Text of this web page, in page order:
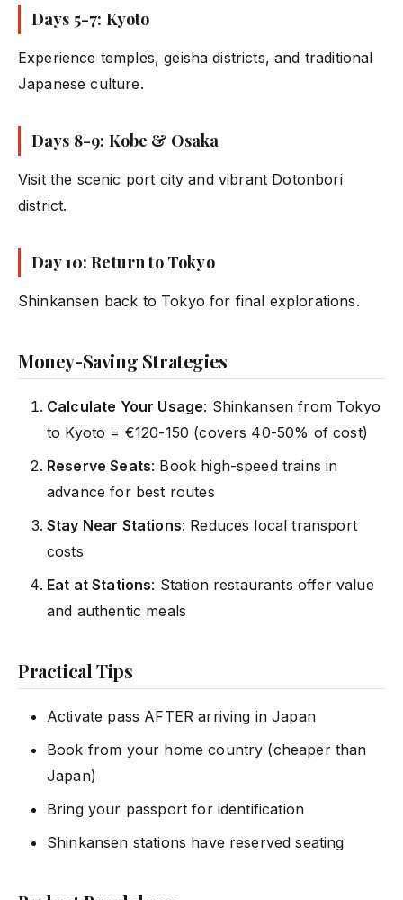
Days 5-7: Kyoto
Experience temples, geisha districts, and traditional
Japanese culture.
Days 8-9: Kobe & Osaka
Visit the scenic port city and vibrant Dotonbori
district.
Day 10: Return to Tokyo
Shinkansen back to Tokyo for final explorations.
Money-Saving Strategies
Calculate Your Usage: Shinkansen from Tokyo
to Kyoto = €120-150 (covers 40-50% of cost)
Reserve Seats: Book high-speed trains in
advance for best routes
Stay Near Stations: Reduces local transport
costs
Eat at Stations: Station restaurants offer value
and authentic meals
Practical Tips
Activate pass AFTER arriving in Japan
Book from your home country (cheaper than
Japan)
Bring your passport for identification
Shinkansen stations have reserved seating